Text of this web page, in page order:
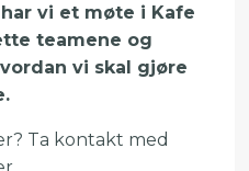
har vi et møte i Kafe
teamene og
vi skal gjøre
Ta kontakt med